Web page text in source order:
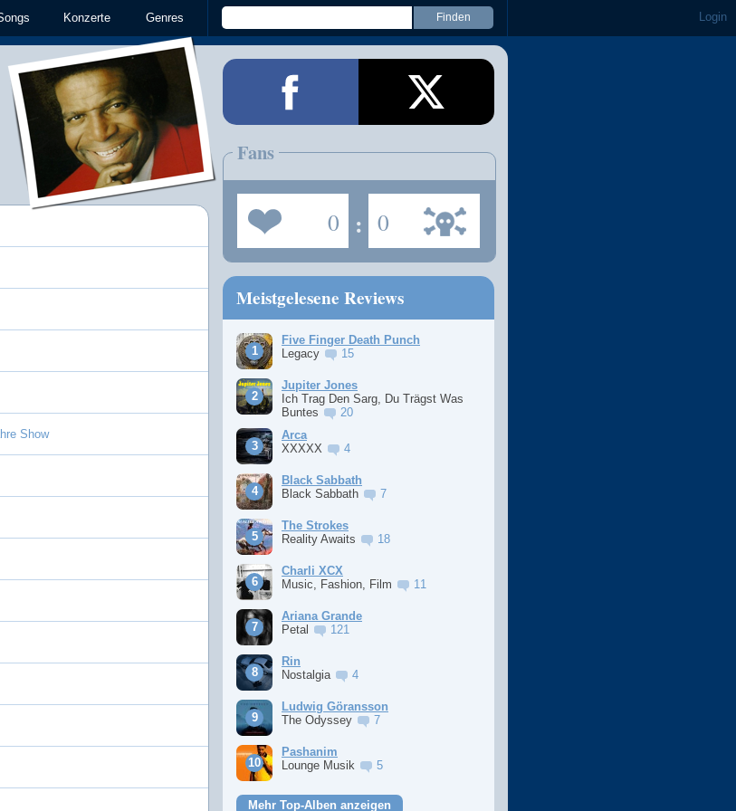
Konzerte Genres Login
Show
Fans
0 : 0
Meistgelesene Reviews
Five Finger Death Punch
Legacy
15
Jupiter Jones
Ich Trag Den Sarg, Du Trägst Was
Buntes
20
Arca
XXXXX
4
Black Sabbath
Black Sabbath
7
The Strokes
Reality Awaits
18
Charli XCX
Music, Fashion, Film
11
Ariana Grande
Petal
121
Rin
Nostalgia
4
Ludwig Göransson
The Odyssey
7
Pashanim
Lounge Musik
5
Mehr Top-Alben anzeigen